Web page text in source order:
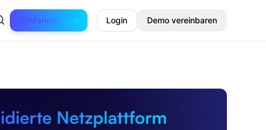
Marketplace Login Demo vereinbaren